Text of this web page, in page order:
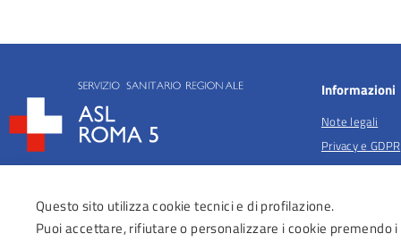
Informazioni
Note legali
Privacy e GDPR
Privacy per
Anticorruzione
Obiettivi di
Questo sito utilizza cookie tecnici e di profilazione.
Puoi accettare, rifiutare o personalizzare i cookie premendo